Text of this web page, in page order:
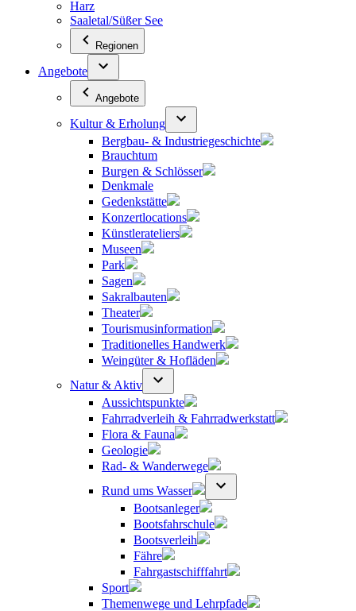
Harz
Saaletal/Süßer See
Regionen
Angebote
Angebote
Kultur & Erholung
Bergbau- & Industriegeschichte
Brauchtum
Burgen & Schlösser
Denkmale
Gedenkstätte
Konzertlocations
Künstlerateliers
Museen
Park
Sagen
Sakralbauten
Theater
Tourismusinformation
Traditionelles Handwerk
Weingüter & Hofläden
Natur & Aktiv
Aussichtspunkte
Fahrradverleih & Fahrradwerkstatt
Flora & Fauna
Geologie
Rad- & Wanderwege
Rund ums Wasser
Bootsanleger
Bootsfahrschule
Bootsverleih
Fähre
Fahrgastschifffahrt
Sport
Themenwege und Lehrpfade